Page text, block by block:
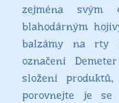
zejména svým
blahodárným
balzámy na rty
označení
složení
porovnejte je